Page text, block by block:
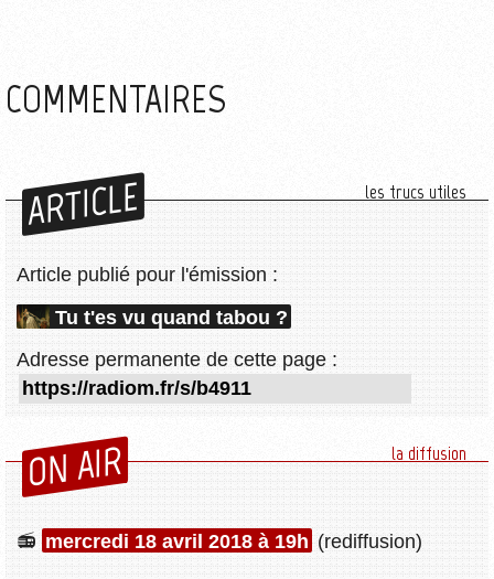
COMMENTAIRES
ARTICLE les trucs utiles
Article publié pour l'émission :
Tu t'es vu quand tabou ?
Adresse permanente de cette page :
ON AIR la diffusion
mercredi 18 avril 2018 à 19h (rediffusion)